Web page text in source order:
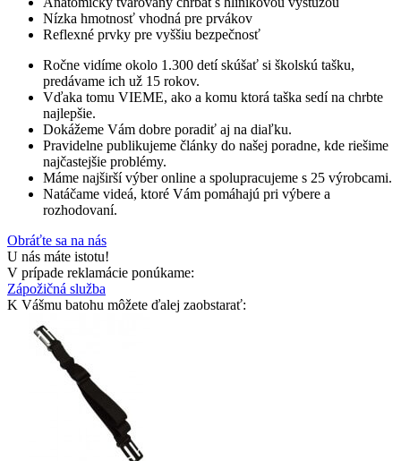
Nízka hmotnosť vhodná pre prvákov
Reflexné prvky pre vyššiu bezpečnosť
Ročne vidíme okolo 1.300 detí skúšať si školskú tašku,
predávame ich už 15 rokov.
Vďaka tomu VIEME, ako a komu ktorá taška sedí na chrbte
najlepšie.
Dokážeme Vám dobre poradiť aj na diaľku.
Pravidelne publikujeme články do našej poradne, kde riešime
najčastejšie problémy.
Máme najširší výber online a spolupracujeme s 25 výrobcami.
Natáčame videá, ktoré Vám pomáhajú pri výbere a
rozhodovaní.
Obráťte sa na nás
U nás máte istotu!
V prípade reklamácie ponúkame:
Zápožičná služba
K Vášmu batohu môžete ďalej zaobstarať: